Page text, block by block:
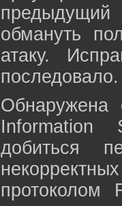
обмануть
атаку.
последовало.
Обнаружена
Information
добиться
протоколом